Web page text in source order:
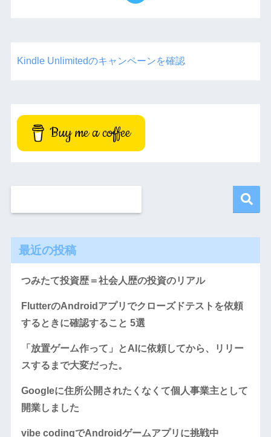
Kindle Unlimitedのキャンペーンを確認
Buy me a coffee
最近の投稿
つみたて投資歴＝社会人歴の投資のリアル
FlutterのAndroidアプリでクローズドテストを依頼
するときに確認すること 5選
「放置ゲーム作って」とAIに依頼してから、リリー
スするまで大変だった。
Googleに住所公開されたくなくて個人事業主として
開業しました
vibe codingでAndroidゲームアプリに挑戦中